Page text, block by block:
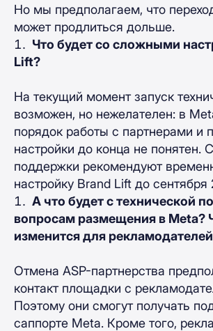
Но мы предполагаем, что
может продлиться дольше.
Что будет со сложными
Lift?
На текущий момент запуск
возможен, но нежелателен: в
порядок работы с партнерами и
настройки до конца не понятен.
поддержки рекомендуют
настройку Brand Lift до сентября
А что будет с технической
вопросам размещения в Meta?
изменится для
Отмена ASP-партнерства
контакт площадки с
Поэтому они смогут получать
саппорте Meta. Кроме того,